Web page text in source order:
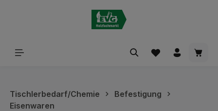
Tischlerbedarf/Chemie
Befestigung
Eisenwaren